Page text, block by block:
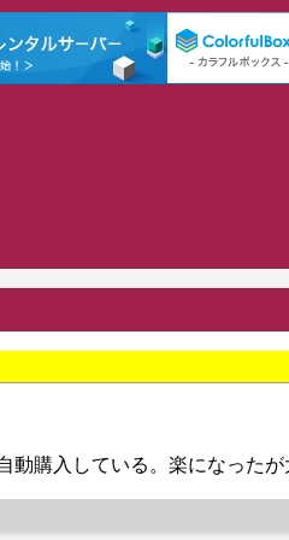
動購入している。楽になったが